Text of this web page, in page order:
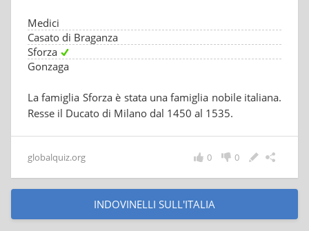
Medici
Casato di Braganza
Sforza
Gonzaga
La famiglia Sforza è stata una famiglia nobile italiana.
Resse il Ducato di Milano dal 1450 al 1535.
globalquiz.org 0
0
INDOVINELLI SULL'ITALIA